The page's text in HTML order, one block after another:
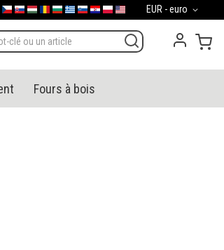
Devise
EUR - euro
ČeskoSlovensko
Magyarország
România
България
Ελλάδα
Slovenija
Hrvatska
PolskaEnglish (US)
Fours à bois